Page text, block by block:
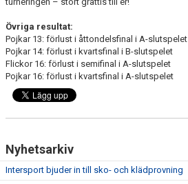
KALENDER
MATCHER
LOTTERIER
Övriga resultat:
Pojkar 13: förlust i åttondelsfinal i A-slutspelet
Pojkar 14: förlust i kvartsfinal i B-slutspelet
Flickor 16: förlust i semifinal i A-slutspelet
Pojkar 16: förlust i kvartsfinal i A-slutspelet
Nyhetsarkiv
Intersport bjuder in till sko- och klädprovning